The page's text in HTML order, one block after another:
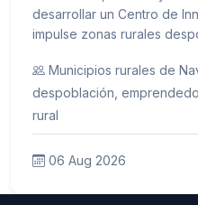
desarrollar un Centro de
impulse zonas rurales
Municipios rurales de
despoblación,
rural
06 Aug 2026